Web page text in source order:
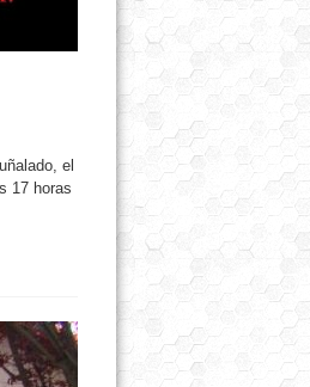
el
17 horas